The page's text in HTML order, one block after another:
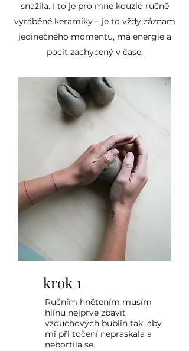
snažila. I to je pro mne kouzlo ručně
vyráběné keramiky – je to vždy záznam
jedinečného momentu, má energie a
pocit zachycený v čase.
krok 1
Ručním hnětením musím
hlínu nejprve zbavit
vzduchových bublin tak, aby
mi při točení nepraskala a
nebortila se.